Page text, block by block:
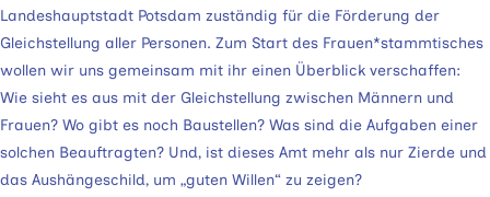
Landeshauptstadt Potsdam zuständig für die Förderung der
Gleichstellung aller Personen. Zum Start des Frauen*stammtisches
wollen wir uns gemeinsam mit ihr einen Überblick verschaffen:
Wie sieht es aus mit der Gleichstellung zwischen Männern und
Frauen? Wo gibt es noch Baustellen? Was sind die Aufgaben einer
solchen Beauftragten? Und, ist dieses Amt mehr als nur Zierde und
das Aushängeschild, um „guten Willen“ zu zeigen?